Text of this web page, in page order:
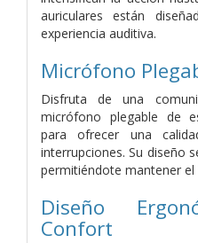
auriculares están
experiencia auditiva.
Micrófono
Disfruta de una
micrófono plegable de
para ofrecer una
interrupciones. Su diseño
permitiéndote mantener el
Diseño
Confort